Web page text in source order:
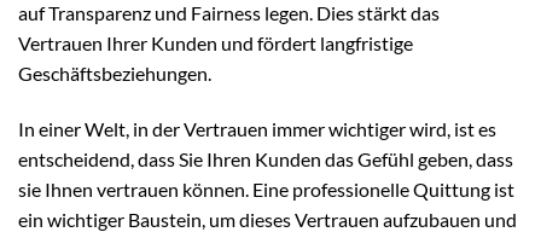
auf Transparenz und Fairness legen. Dies stärkt das
Vertrauen Ihrer Kunden und fördert langfristige
Geschäftsbeziehungen.
In einer Welt, in der Vertrauen immer wichtiger wird, ist es
entscheidend, dass Sie Ihren Kunden das Gefühl geben, dass
sie Ihnen vertrauen können. Eine professionelle Quittung ist
ein wichtiger Baustein, um dieses Vertrauen aufzubauen und